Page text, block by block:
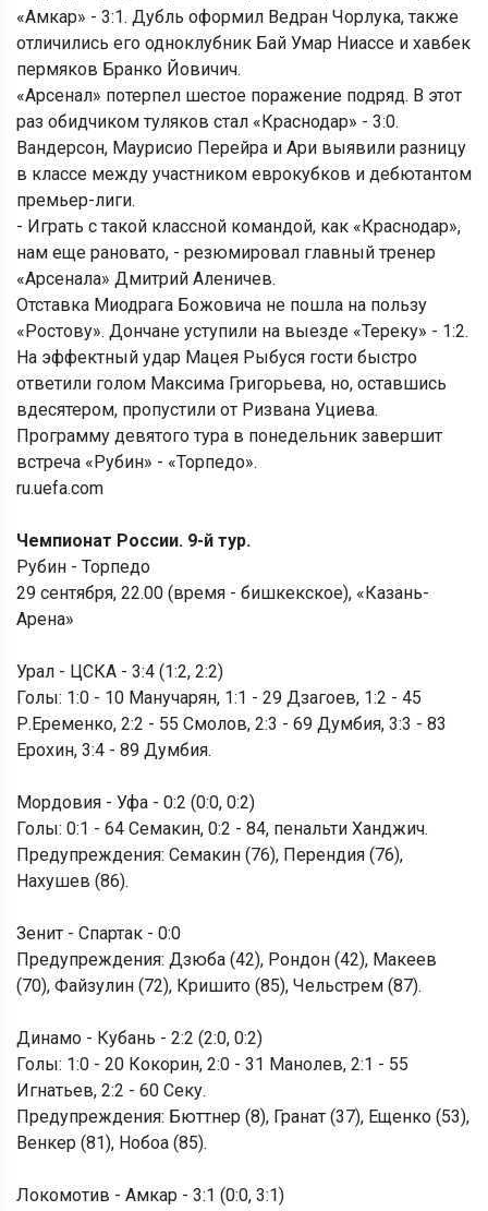
«Амкар» - 3:1. Дубль оформил Ведран Чорлука, также
отличились его одноклубник Бай Умар Ниассе и хавбек
пермяков Бранко Йовичич.
«Арсенал» потерпел шестое поражение подряд. В этот
раз обидчиком туляков стал «Краснодар» - 3:0.
Вандерсон, Маурисио Перейра и Ари выявили разницу
в классе между участником еврокубков и дебютантом
премьер-лиги.
- Играть с такой классной командой, как «Краснодар»,
нам еще рановато, - резюмировал главный тренер
«Арсенала» Дмитрий Аленичев.
Отставка Миодрага Божовича не пошла на пользу
«Ростову». Дончане уступили на выезде «Тереку» - 1:2.
На эффектный удар Мацея Рыбуся гости быстро
ответили голом Максима Григорьева, но, оставшись
вдесятером, пропустили от Ризвана Уциева.
Программу девятого тура в понедельник завершит
встреча «Рубин» - «Торпедо».
ru.uefa.com
Чемпионат России. 9-й тур.
Рубин - Торпедо
29 сентября, 22.00 (время - бишкекское), «Казань-
Арена»
Урал - ЦСКА - 3:4 (1:2, 2:2)
Голы: 1:0 - 10 Манучарян, 1:1 - 29 Дзагоев, 1:2 - 45
Р.Еременко, 2:2 - 55 Смолов, 2:3 - 69 Думбия, 3:3 - 83
Ерохин, 3:4 - 89 Думбия.
Мордовия - Уфа - 0:2 (0:0, 0:2)
Голы: 0:1 - 64 Семакин, 0:2 - 84, пенальти Ханджич.
Предупреждения: Семакин (76), Перендия (76),
Нахушев (86).
Зенит - Спартак - 0:0
Предупреждения: Дзюба (42), Рондон (42), Макеев
(70), Файзулин (72), Кришито (85), Чельстрем (87).
Динамо - Кубань - 2:2 (2:0, 0:2)
Голы: 1:0 - 20 Кокорин, 2:0 - 31 Манолев, 2:1 - 55
Игнатьев, 2:2 - 60 Секу.
Предупреждения: Бюттнер (8), Гранат (37), Ещенко (53),
Венкер (81), Нобоа (85).
Локомотив - Амкар - 3:1 (0:0, 3:1)